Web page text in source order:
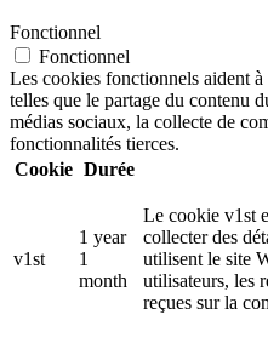
Fonctionnel
Fonctionnel
Les cookies fonctionnels aident
telles que le partage du contenu
médias sociaux, la collecte de
fonctionnalités tierces.
Cookie Durée
v1st
1 year
1
month
Le cookie v1st
collecter des
utilisent le site
utilisateurs, les
reçues sur la